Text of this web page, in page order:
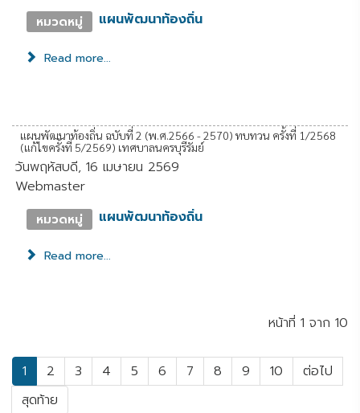
หมวดหมู่ แผนพัฒนาท้องถิ่น
Read more...
แผนพัฒนาท้องถิ่น ฉบับที่ 2 (พ.ศ.2566 - 2570) ทบทวน ครั้งที่ 1/2568
(แก้ไขครั้งที่ 5/2569) เทศบาลนครบุรีรัมย์
วันพฤหัสบดี, 16 เมษายน 2569
Webmaster
หมวดหมู่ แผนพัฒนาท้องถิ่น
Read more...
หน้าที่ 1 จาก 10
1 2 3 4 5 6 7 8 9 10
ต่อไป
สุดท้าย